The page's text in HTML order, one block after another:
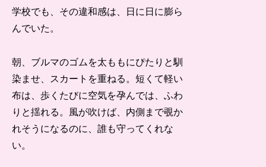
学校でも、その違和感は、日に日に膨ら
んでいた。
朝、ブルマのゴムを太ももにぴたりと馴
染ませ、スカートを重ねる。短くて軽い
布は、歩くたびに空気を孕んでは、ふわ
りと揺れる。風が吹けば、内側まで覗か
れそうになるのに、誰も守ってくれな
い。